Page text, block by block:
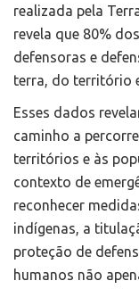
realizada pela
revela que 80%
defensoras e
terra, do território
Esses dados
caminho a
territórios e às
contexto de
reconhecer
indígenas, a
proteção de
humanos não